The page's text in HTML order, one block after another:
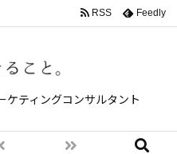
ケティングコンサルタント
RSS Feedly